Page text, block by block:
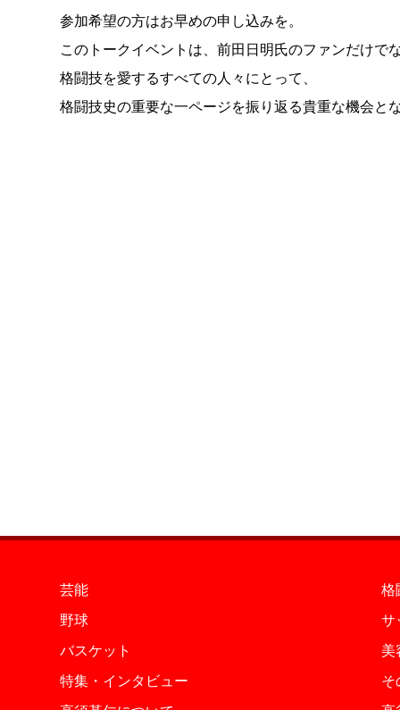
参加希望の方はお早めの申し込みを。
このトークイベントは、前田日明氏のファンだけでな
格闘技を愛するすべての人々にとって、
格闘技史の重要な一ページを振り返る貴重な機会と
芸能
格
野球
サ
バスケット
美
特集・インタビュー
そ